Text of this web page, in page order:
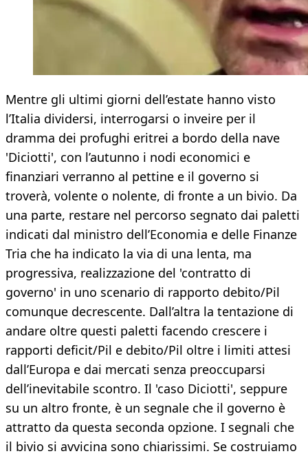
Mentre gli ultimi giorni dell’estate hanno visto
l’Italia dividersi, interrogarsi o inveire per il
dramma dei profughi eritrei a bordo della nave
'Diciotti', con l’autunno i nodi economici e
finanziari verranno al pettine e il governo si
troverà, volente o nolente, di fronte a un bivio. Da
una parte, restare nel percorso segnato dai paletti
indicati dal ministro dell’Economia e delle Finanze
Tria che ha indicato la via di una lenta, ma
progressiva, realizzazione del 'contratto di
governo' in uno scenario di rapporto debito/Pil
comunque decrescente. Dall’altra la tentazione di
andare oltre questi paletti facendo crescere i
rapporti deficit/Pil e debito/Pil oltre i limiti attesi
dall’Europa e dai mercati senza preoccuparsi
dell’inevitabile scontro. Il 'caso Diciotti', seppure
su un altro fronte, è un segnale che il governo è
attratto da questa seconda opzione. I segnali che
il bivio si avvicina sono chiarissimi. Se costruiamo